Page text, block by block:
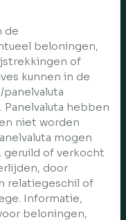
de
beloningen,
of
kunnen in de
Panelvaluta hebben
niet worden
mogen
geruild of verkocht
door
relatiegeschil of
Informatie,
beloningen,